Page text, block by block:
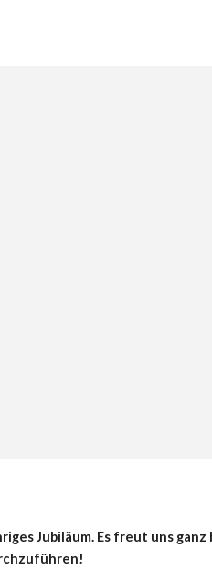
Jubiläum. Es freut uns ganz